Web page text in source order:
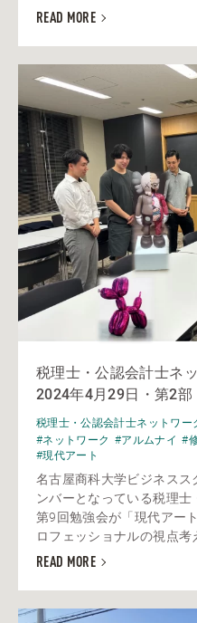
READ MORE
税理士・公認会計士ネ
2024年4月29日・第2部
税理士・公認会計士ネットワー
#ネットワーク #アルムナイ #
#現代アート
名古屋商科大学ビジネスス
ンバーとなっている税理
第9回勉強会が「現代アー
ロフェッショナルの視点考
READ MORE